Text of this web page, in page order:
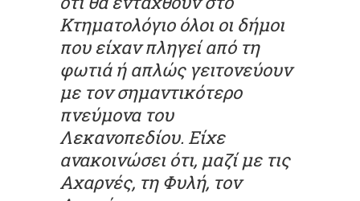
Κτηματολόγιο όλοι οι δήμοι
που είχαν πληγεί από τη
φωτιά ή απλώς γειτονεύουν
με τον σημαντικότερο
πνεύμονα του
Λεκανοπεδίου. Είχε
ανακοινώσει ότι, μαζί με τις
Αχαρνές, τη Φυλή, τον